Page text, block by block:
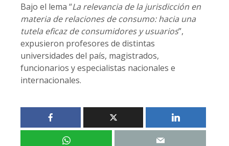
Bajo el lema “La relevancia de la jurisdicción en
materia de relaciones de consumo: hacia una
tutela eficaz de consumidores y usuarios”,
expusieron profesores de distintas
universidades del país, magistrados,
funcionarios y especialistas nacionales e
internacionales.